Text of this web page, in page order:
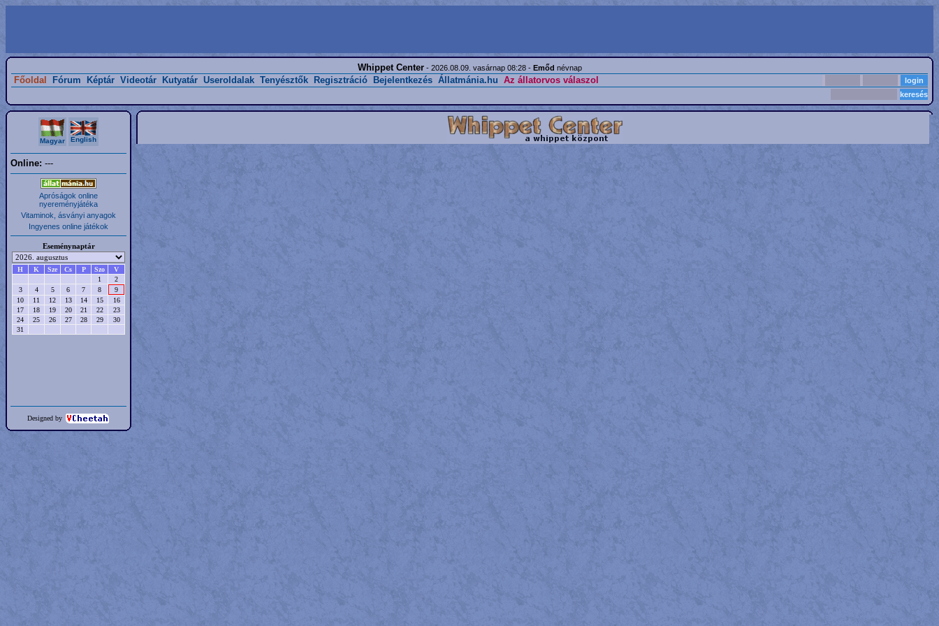
Whippet Center- 2026.08.09. vasárnap 08:28 - Emőd névnap
Főoldal Fórum Képtár Videotár Kutyatár Useroldalak Tenyésztők Regisztráció Bejelentkezés Állatmánia.hu Az állatorvos válaszol
Magyar English
Online: ---
Apróságok online
nyereményjátéka
Vitaminok, ásványi anyagok
Ingyenes online játékok
Eseménynaptár
H K Sze Cs P Szo
V
1
2
3
4 5 6 7 8
9
10
11 12 13 14 15
16
17
18 19 20 21 22
23
24
25 26 27 28 29
30
31
Designed by